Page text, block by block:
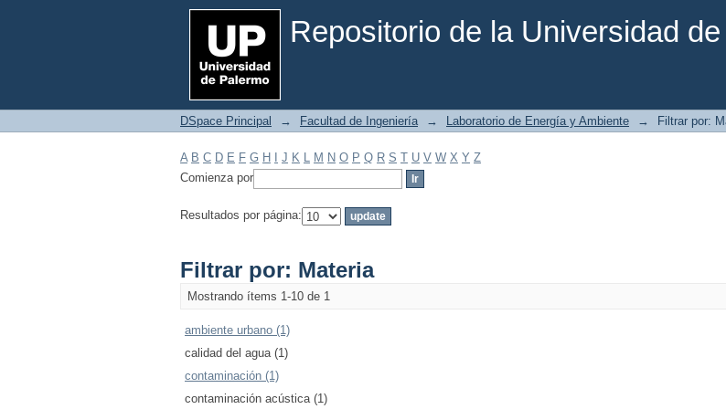
Repositorio de la Universidad
Filtrar por: Materia
DSpace Principal → Facultad de Ingeniería → Laboratorio de Energía y Ambiente → Filtrar por:
A B C D E F G H J K L M N O P Q R S T U V W X Y Z
Comienza por
Resultados por página:
Filtrar por: Materia
Mostrando ítems 1-10 de 1
ambiente urbano (1)
calidad del agua (1)
contaminación (1)
contaminación acústica (1)